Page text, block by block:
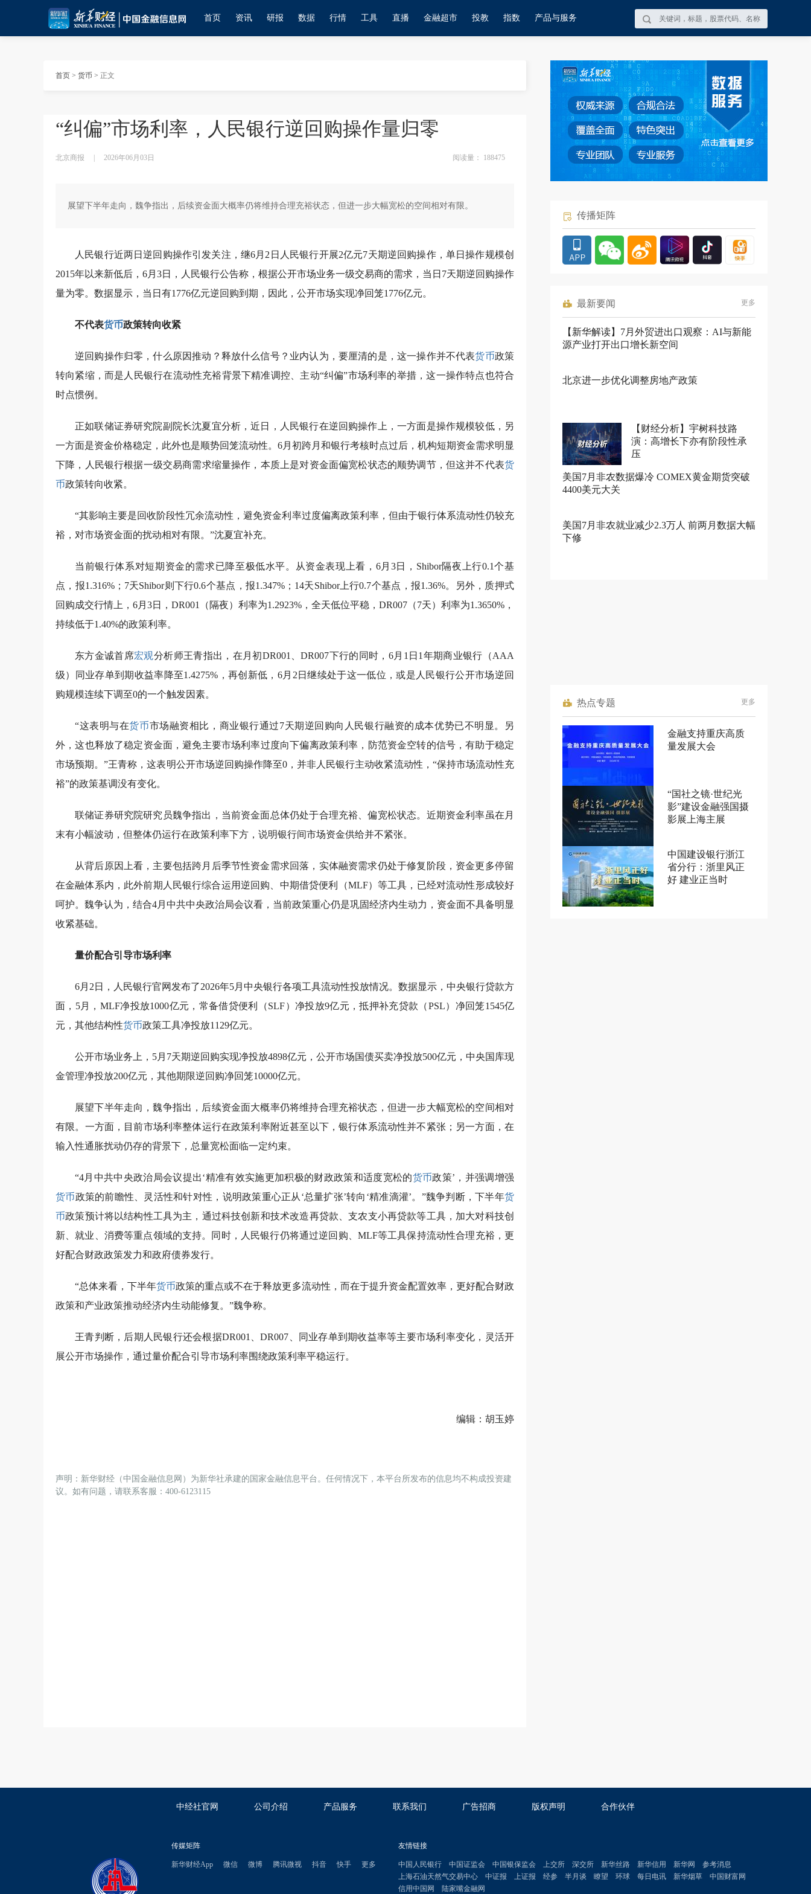
首页 资讯 研报 数据 行情 工具 直播 金融超市 投教 指数 产品与服务
首页 > 货币 > 正文
“纠偏”市场利率，人民银行逆回购操作量归零
北京商报 2026年06月03日 阅读量： 188475
展望下半年走向，魏争指出，后续资金面大概率仍将维持合理充裕状态，但进一步大幅宽松的空间相对有限。
人民银行近两日逆回购操作引发关注，继6月2日人民银行开展2亿元7天期逆回购操作，单日操作规模创
2015年以来新低后，6月3日，人民银行公告称，根据公开市场业务一级交易商的需求，当日7天期逆回购操作
量为零。数据显示，当日有1776亿元逆回购到期，因此，公开市场实现净回笼1776亿元。
不代表货币政策转向收紧
逆回购操作归零，什么原因推动？释放什么信号？业内认为，要厘清的是，这一操作并不代表货币政策
转向紧缩，而是人民银行在流动性充裕背景下精准调控、主动“纠偏”市场利率的举措，这一操作特点也符合
时点惯例。
正如联储证券研究院副院长沈夏宜分析，近日，人民银行在逆回购操作上，一方面是操作规模较低，另
一方面是资金价格稳定，此外也是顺势回笼流动性。6月初跨月和银行考核时点过后，机构短期资金需求明显
下降，人民银行根据一级交易商需求缩量操作，本质上是对资金面偏宽松状态的顺势调节，但这并不代表货
币政策转向收紧。
“其影响主要是回收阶段性冗余流动性，避免资金利率过度偏离政策利率，但由于银行体系流动性仍较充
裕，对市场资金面的扰动相对有限。”沈夏宜补充。
当前银行体系对短期资金的需求已降至极低水平。从资金表现上看，6月3日，Shibor隔夜上行0.1个基
点，报1.316%；7天Shibor则下行0.6个基点，报1.347%；14天Shibor上行0.7个基点，报1.36%。另外，质押式
回购成交行情上，6月3日，DR001（隔夜）利率为1.2923%，全天低位平稳，DR007（7天）利率为1.3650%，
持续低于1.40%的政策利率。
东方金诚首席宏观分析师王青指出，在月初DR001、DR007下行的同时，6月1日1年期商业银行（AAA
级）同业存单到期收益率降至1.4275%，再创新低，6月2日继续处于这一低位，或是人民银行公开市场逆回
购规模连续下调至0的一个触发因素。
“这表明与在货币市场融资相比，商业银行通过7天期逆回购向人民银行融资的成本优势已不明显。另
外，这也释放了稳定资金面，避免主要市场利率过度向下偏离政策利率，防范资金空转的信号，有助于稳定
市场预期。”王青称，这表明公开市场逆回购操作降至0，并非人民银行主动收紧流动性，“保持市场流动性充
裕”的政策基调没有变化。
联储证券研究院研究员魏争指出，当前资金面总体仍处于合理充裕、偏宽松状态。近期资金利率虽在月
末有小幅波动，但整体仍运行在政策利率下方，说明银行间市场资金供给并不紧张。
从背后原因上看，主要包括跨月后季节性资金需求回落，实体融资需求仍处于修复阶段，资金更多停留
在金融体系内，此外前期人民银行综合运用逆回购、中期借贷便利（MLF）等工具，已经对流动性形成较好
呵护。魏争认为，结合4月中共中央政治局会议看，当前政策重心仍是巩固经济内生动力，资金面不具备明显
收紧基础。
量价配合引导市场利率
6月2日，人民银行官网发布了2026年5月中央银行各项工具流动性投放情况。数据显示，中央银行贷款方
面，5月，MLF净投放1000亿元，常备借贷便利（SLF）净投放9亿元，抵押补充贷款（PSL）净回笼1545亿
元，其他结构性货币政策工具净投放1129亿元。
公开市场业务上，5月7天期逆回购实现净投放4898亿元，公开市场国债买卖净投放500亿元，中央国库现
金管理净投放200亿元，其他期限逆回购净回笼10000亿元。
展望下半年走向，魏争指出，后续资金面大概率仍将维持合理充裕状态，但进一步大幅宽松的空间相对
有限。一方面，目前市场利率整体运行在政策利率附近甚至以下，银行体系流动性并不紧张；另一方面，在
输入性通胀扰动仍存的背景下，总量宽松面临一定约束。
“4月中共中央政治局会议提出‘精准有效实施更加积极的财政政策和适度宽松的货币政策’，并强调增强
货币政策的前瞻性、灵活性和针对性，说明政策重心正从‘总量扩张’转向‘精准滴灌’。”魏争判断，下半年货
币政策预计将以结构性工具为主，通过科技创新和技术改造再贷款、支农支小再贷款等工具，加大对科技创
新、就业、消费等重点领域的支持。同时，人民银行仍将通过逆回购、MLF等工具保持流动性合理充裕，更
好配合财政政策发力和政府债券发行。
“总体来看，下半年货币政策的重点或不在于释放更多流动性，而在于提升资金配置效率，更好配合财政
政策和产业政策推动经济内生动能修复。”魏争称。
王青判断，后期人民银行还会根据DR001、DR007、同业存单到期收益率等主要市场利率变化，灵活开
展公开市场操作，通过量价配合引导市场利率围绕政策利率平稳运行。
编辑：胡玉婷
声明：新华财经（中国金融信息网）为新华社承建的国家金融信息平台。任何情况下，本平台所发布的信息均不构成投资建
议。如有问题，请联系客服：400-6123115
传播矩阵
最新要闻 更多
【新华解读】7月外贸进出口观察：AI与新能
源产业打开出口增长新空间
北京进一步优化调整房地产政策
【财经分析】宇树科技路
演：高增长下亦有阶段性承
压
美国7月非农数据爆冷 COMEX黄金期货突破
4400美元大关
美国7月非农就业减少2.3万人 前两月数据大幅
下修
热点专题 更多
金融支持重庆高质
量发展大会
“国社之镜·世纪光
影”建设金融强国摄
影展上海主展
中国建设银行浙江
省分行：浙里风正
好 建业正当时
中经社官网 公司介绍 产品服务 联系我们 广告招商 版权声明 合作伙伴
传媒矩阵
新华财经App 微信 微博 腾讯微视 抖音 快手 更多
友情链接
中国人民银行 中国证监会 中国银保监会 上交所 深交所 新华丝路 新华信用 新华网
参考消息
上海石油天然气交易中心
中证报 上证报 经参 半月谈 瞭望 环球 每日电讯 新华烟草
中国财富网
信用中国网
陆家嘴金融网